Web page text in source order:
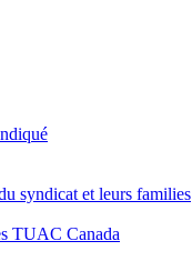
syndicat et leurs families
TUAC Canada